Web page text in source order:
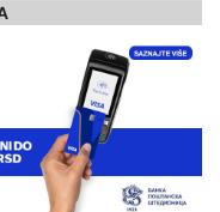
ликвидност